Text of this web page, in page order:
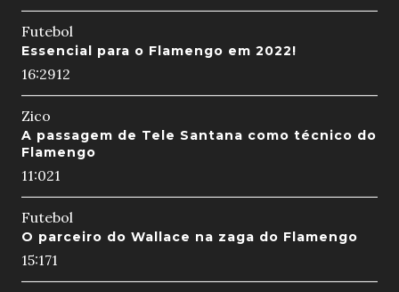
Futebol
Essencial para o Flamengo em 2022!
16:2912
Zico
A passagem de Tele Santana como técnico do
Flamengo
11:021
Futebol
O parceiro do Wallace na zaga do Flamengo
15:171